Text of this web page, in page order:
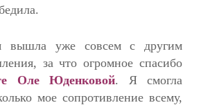
вышла уже совсем с другим
за что огромное спасибо
Оле Юденковой. Я смогла
мое сопротивление всему,